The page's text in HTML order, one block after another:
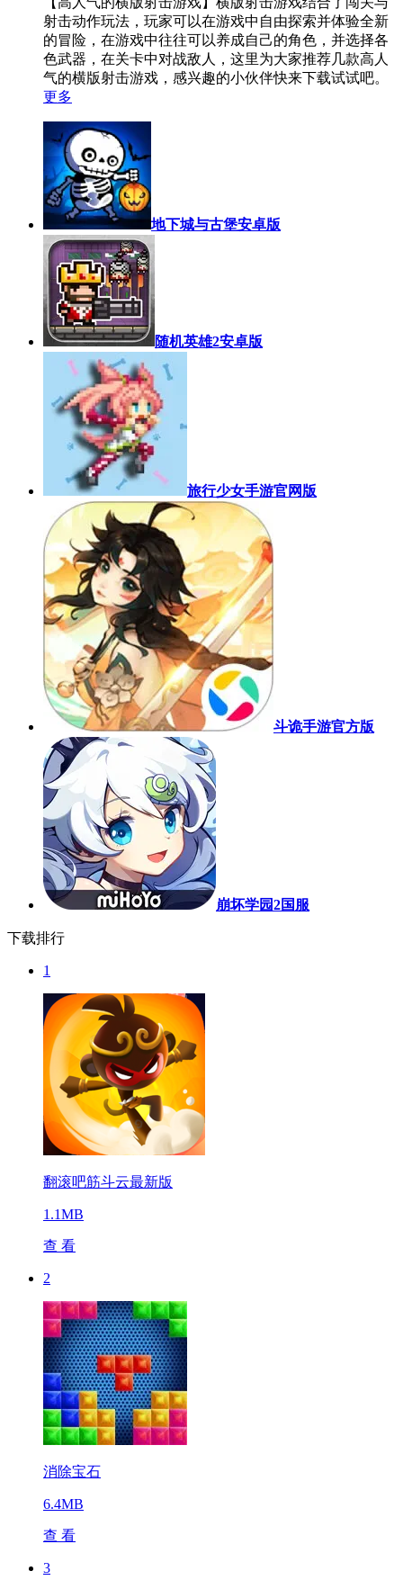
射击动作玩法，玩家可以在游戏中自由探索并体验全新
的冒险，在游戏中往往可以养成自己的角色，并选择各
色武器，在关卡中对战敌人，这里为大家推荐几款高人
气的横版射击游戏，感兴趣的小伙伴快来下载试试吧。
更多
地下城与古堡安卓版
随机英雄2安卓版
旅行少女手游官网版
斗诡手游官方版
崩坏学园2国服
下载排行
1
翻滚吧筋斗云最新版
1.1MB
查 看
2
消除宝石
6.4MB
查 看
3